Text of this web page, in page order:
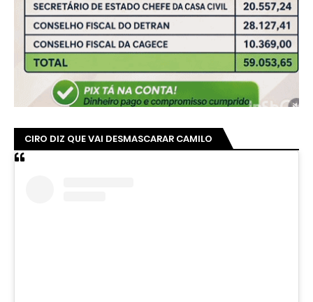
CIRO DIZ QUE VAI DESMASCARAR CAMILO